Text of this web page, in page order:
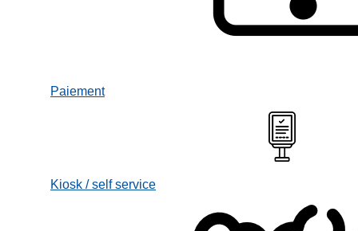
Paiement
Kiosk / self service